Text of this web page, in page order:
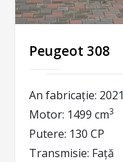
Peugeot 308
An fabricație: 2021
Motor: 1499 cm3
Putere: 130 CP
Transmisie: Față